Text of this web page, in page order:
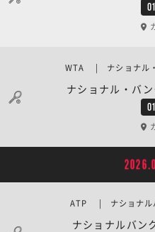
ナショナル・バ
WTA | ナショナル・
ナショナルバン
ATP | ナショナル